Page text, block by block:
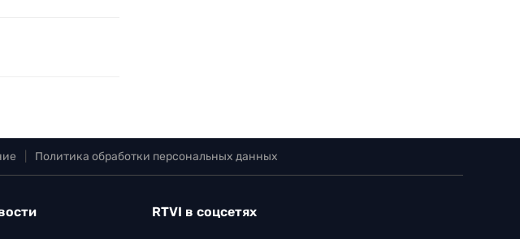
Политика обработки персональных данных
RTVI в соцсетях